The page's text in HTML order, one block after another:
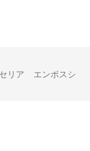
リア エンボスシ